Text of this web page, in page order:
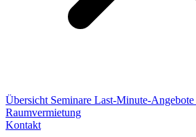
Übersicht Seminare Last-Minute-Angebote
Raumvermietung
Kontakt